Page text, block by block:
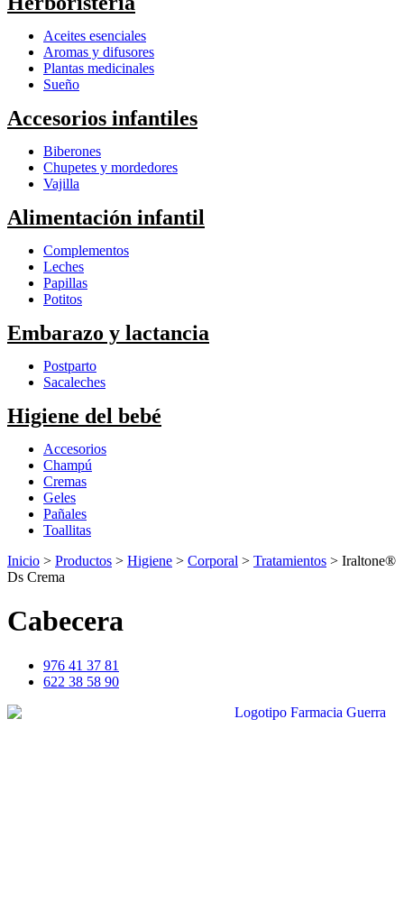
Aceites esenciales
Aromas y difusores
Plantas medicinales
Sueño
Accesorios infantiles
Biberones
Chupetes y mordedores
Vajilla
Alimentación infantil
Complementos
Leches
Papillas
Potitos
Embarazo y lactancia
Postparto
Sacaleches
Higiene del bebé
Accesorios
Champú
Cremas
Geles
Pañales
Toallitas
Inicio > Productos > Higiene > Corporal > Tratamientos > Iraltone®
Ds Crema
Cabecera
976 41 37 81
622 38 58 90